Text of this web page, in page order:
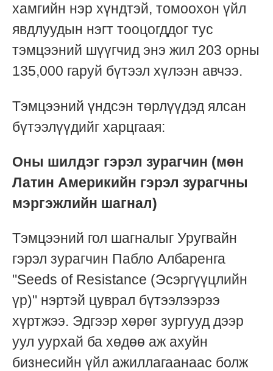
хамгийн нэр хүндтэй, томоохон үйл
явдлуудын нэгт тооцогддог тус
тэмцээний шүүгчид энэ жил 203 орны
135,000 гаруй бүтээл хүлээн авчээ.
Тэмцээний үндсэн төрлүүдэд ялсан
бүтээлүүдийг харцгаая:
Оны шилдэг гэрэл зурагчин (мөн
Латин Америкийн гэрэл зурагчны
мэргэжлийн шагнал)
Тэмцээний гол шагналыг Уругвайн
гэрэл зурагчин Пабло Албаренга
"Seeds of Resistance (Эсэргүүцлийн
үр)" нэртэй цуврал бүтээлээрээ
хүртжээ. Эдгээр хөрөг зургууд дээр
уул уурхай ба хөдөө аж ахуйн
бизнесийн үйл ажиллагаанаас болж